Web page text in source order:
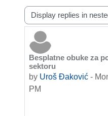
Display mode
Besplatne obuke za
sektoru
by Uroš Đaković -
PM
Number of replies: 0